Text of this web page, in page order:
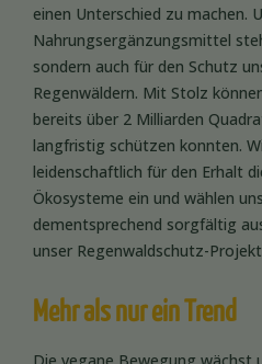
einen Unterschied zu machen.
Nahrungsergänzungsmittel
sondern auch für den Schutz
Regenwäldern. Mit Stolz
bereits über 2 Milliarden
langfristig schützen konnten.
leidenschaftlich für den Erhalt
Ökosysteme ein und wählen
dementsprechend sorgfältig
unser Regenwaldschutz-
Mehr als nur ein Trend